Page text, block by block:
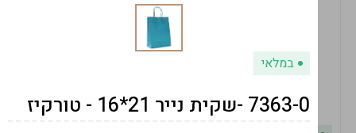
במלאי
7363-0 -שקית נייר 21*16 - טורקיז